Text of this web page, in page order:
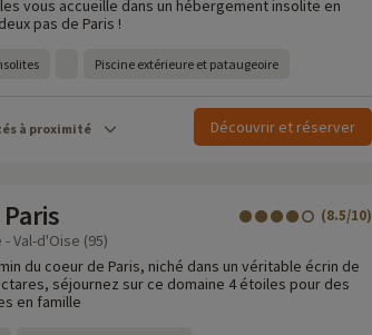
vous accueille dans un hébergement insolite en
pas de Paris !
Piscine extérieure et pataugeoire
à proximité Découvrir et réserver
(8.5/10)
Val-d'Oise (95)
du coeur de Paris, niché dans un véritable écrin de
séjournez sur ce domaine 4 étoiles pour des
en famille